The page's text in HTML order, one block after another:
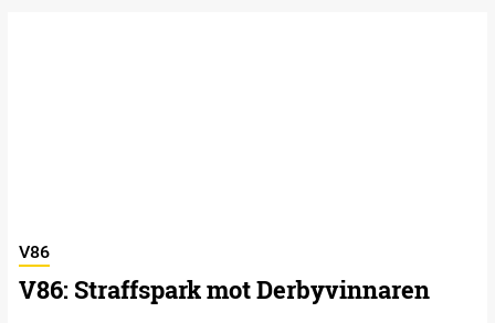
V86
V86: Straffspark mot Derbyvinnaren